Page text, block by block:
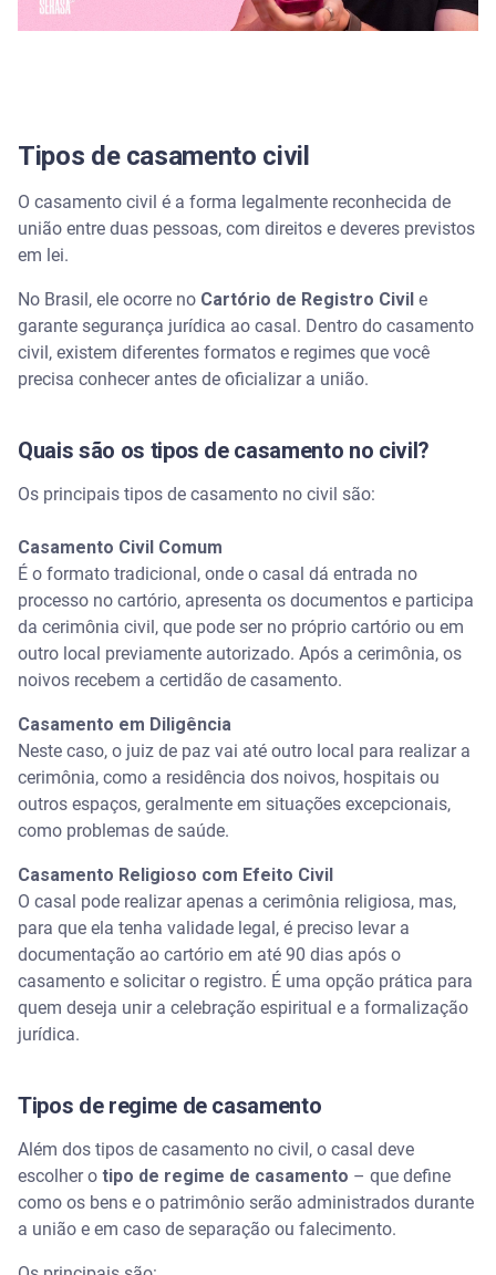
Perguntas frequentes sobre tipos de casamento
Qual o tipo de casamento mais econômico?
Posso fazer só o casamento religioso?
Casamento no exterior é reconhecido no Brasil?
Qual o melhor tipo de regime de casamento para
quem já tem bens?
Tipos de casamento civil
O casamento civil é a forma legalmente reconhecida de
união entre duas pessoas, com direitos e deveres previstos
em lei.
No Brasil, ele ocorre no Cartório de Registro Civil e
garante segurança jurídica ao casal. Dentro do casamento
civil, existem diferentes formatos e regimes que você
precisa conhecer antes de oficializar a união.
Quais são os tipos de casamento no civil?
Os principais tipos de casamento no civil são:
Casamento Civil Comum
É o formato tradicional, onde o casal dá entrada no
processo no cartório, apresenta os documentos e participa
da cerimônia civil, que pode ser no próprio cartório ou em
outro local previamente autorizado. Após a cerimônia, os
noivos recebem a certidão de casamento.
Casamento em Diligência
Neste caso, o juiz de paz vai até outro local para realizar a
cerimônia, como a residência dos noivos, hospitais ou
outros espaços, geralmente em situações excepcionais,
como problemas de saúde.
Casamento Religioso com Efeito Civil
O casal pode realizar apenas a cerimônia religiosa, mas,
para que ela tenha validade legal, é preciso levar a
documentação ao cartório em até 90 dias após o
casamento e solicitar o registro. É uma opção prática para
quem deseja unir a celebração espiritual e a formalização
jurídica.
Tipos de regime de casamento
Além dos tipos de casamento no civil, o casal deve
escolher o tipo de regime de casamento – que define
como os bens e o patrimônio serão administrados durante
a união e em caso de separação ou falecimento.